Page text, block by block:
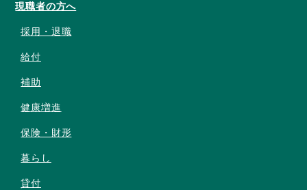
現職者の方へ
採用・退職
給付
補助
健康増進
保険・財形
暮らし
貸付